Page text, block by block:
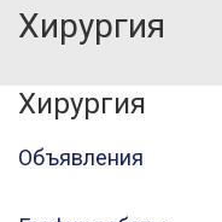
Хирургия
Хирургия
Объявления